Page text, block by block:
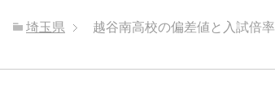
埼玉県 越谷南高校の偏差値と入試倍率